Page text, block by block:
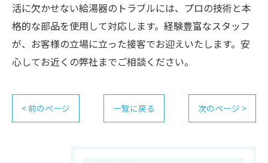
活に欠かせない給湯器のトラブルには、プロの技術と本
格的な部品を使用して対応します。経験豊富なスタッフ
が、お客様の立場に立った接客でお迎えいたします。安
心してお近くの弊社までご相談ください。
< 前のページ 一覧に戻る 次のページ >